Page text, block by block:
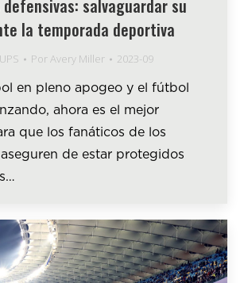
salvaguardar su
la temporada deportiva
UPS PorAvery Miller 2023-09
en pleno apogeo y el fútbol
ahora es el mejor
que los fanáticos de los
de estar protegidos